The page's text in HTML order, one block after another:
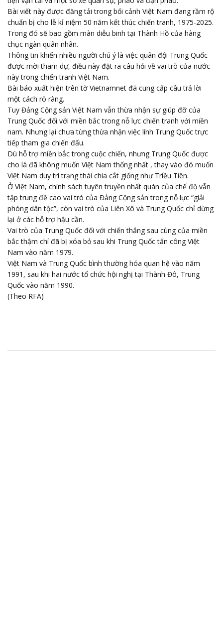
Bài viết này được đăng tải trong bối cảnh Việt Nam đang rầm rộ
chuẩn bị cho lễ kỉ niệm 50 năm kết thúc chiến tranh, 1975-2025.
Trong đó sẽ bao gồm màn diễu binh tại Thành Hồ của hàng
chục ngàn quân nhân.
Thông tin khiến nhiều người chú ý là việc quân đội Trung Quốc
được mời tham dự, điều này đặt ra câu hỏi về vai trò của nước
này trong chiến tranh Việt Nam.
Bài báo xuất hiện trên tờ Vietnamnet đã cung cấp câu trả lời
một cách rõ ràng.
Tuy Đảng Cộng sản Việt Nam vẫn thừa nhận sự giúp đỡ của
Trung Quốc đối với miền bắc trong nỗ lực chiến tranh với miền
nam. Nhưng lại chưa từng thừa nhận việc lính Trung Quốc trực
tiếp tham gia chiến đấu.
Dù hỗ trợ miền bắc trong cuộc chiến, nhưng Trung Quốc được
cho là đã không muốn Việt Nam thống nhất , thay vào đó muốn
Việt Nam duy trì trạng thái chia cắt giống như Triều Tiên.
Ở Việt Nam, chính sách tuyên truyền nhất quán của chế độ vẫn
tập trung đề cao vai trò của Đảng Cộng sản trong nỗ lực “giải
phóng dân tộc”, còn vai trò của Liên Xô và Trung Quốc chỉ dừng
lại ở các hỗ trợ hậu cần.
Vai trò của Trung Quốc đối với chiến thắng sau cùng của miền
bắc thậm chí đã bị xóa bỏ sau khi Trung Quốc tấn công Việt
Nam vào năm 1979.
Việt Nam và Trung Quốc bình thường hóa quan hệ vào năm
1991, sau khi hai nước tổ chức hội nghị tại Thành Đô, Trung
Quốc vào năm 1990.
(Theo RFA)